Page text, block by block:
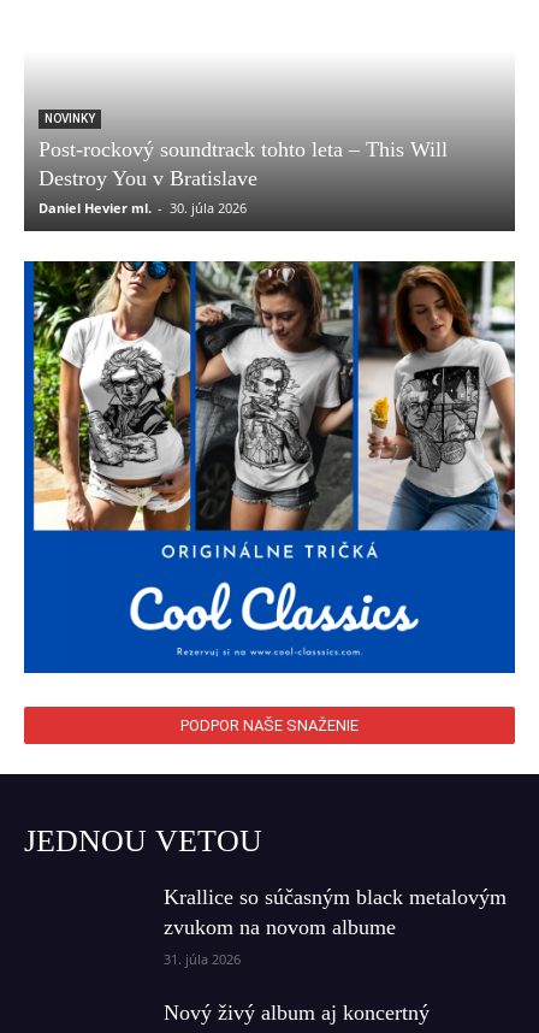
NOVINKY
Post-rockový soundtrack tohto leta – This Will
Destroy You v Bratislave
Daniel Hevier ml. - 30. júla 2026
PODPOR NAŠE SNAŽENIE
JEDNOU VETOU
Krallice so súčasným black metalovým
zvukom na novom albume
31. júla 2026
Nový živý album aj koncertný